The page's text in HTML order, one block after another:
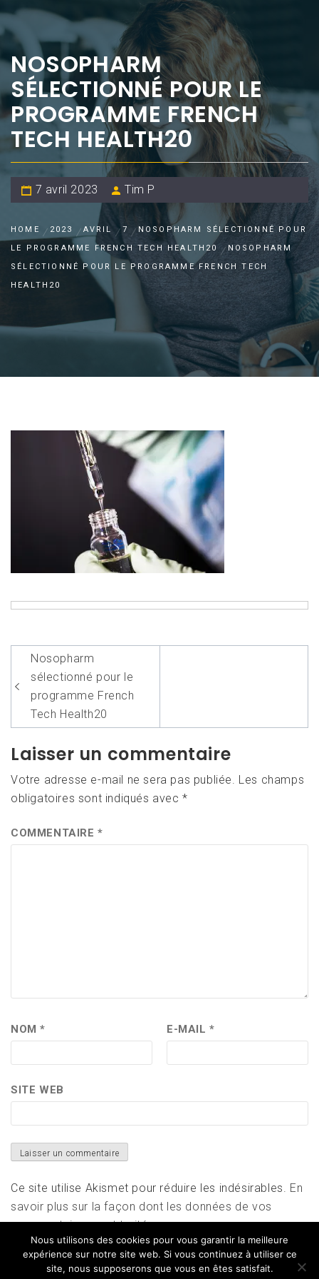
NOSOPHARM
SÉLECTIONNÉ POUR LE
PROGRAMME FRENCH
TECH HEALTH20
7 avril 2023 Tim P
HOME 2023 AVRIL 7
NOSOPHARM SÉLECTIONNÉ POUR
LE PROGRAMME FRENCH TECH HEALTH20
NOSOPHARM
SÉLECTIONNÉ POUR LE PROGRAMME FRENCH TECH
HEALTH20
Navigation
de
l’article
Nosopharm
sélectionné pour le
programme French
Tech Health20
Laisser un commentaire
Votre adresse e-mail ne sera pas publiée. Les champs
obligatoires sont indiqués avec*
COMMENTAIRE*
NOM* E-MAIL*
SITE WEB
Ce site utilise Akismet pour réduire les indésirables. En
savoir plus sur la façon dont les données de vos
commentaires sont traitées.
Nous utilisons des cookies pour vous garantir la meilleure
expérience sur notre site web. Si vous continuez à utiliser ce
site, nous supposerons que vous en êtes satisfait.